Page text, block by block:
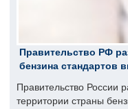
Правительство РФ
бензина стандартов
Правительство России
территории страны